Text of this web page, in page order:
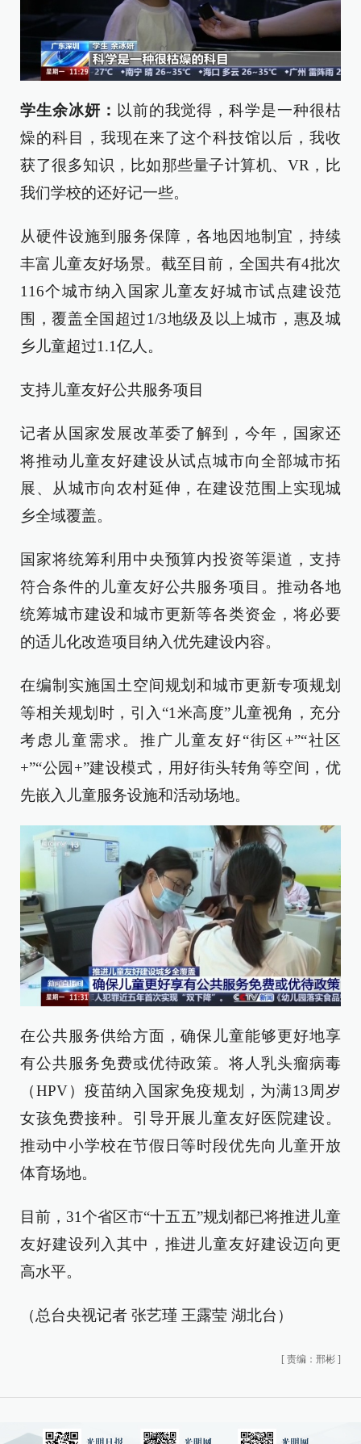
学生余冰妍： 以前的我觉得，科学是一种很枯
燥的科目，我现在来了这个科技馆以后，我收
获了很多知识，比如那些量子计算机、VR，比
我们学校的还好记一些。
从硬件设施到服务保障，各地因地制宜，持续
丰富儿童友好场景。截至目前，全国共有4批次
116个城市纳入国家儿童友好城市试点建设范
围，覆盖全国超过1/3地级及以上城市，惠及城
乡儿童超过1.1亿人。
支持儿童友好公共服务项目
记者从国家发展改革委了解到，今年，国家还
将推动儿童友好建设从试点城市向全部城市拓
展、从城市向农村延伸，在建设范围上实现城
乡全域覆盖。
国家将统筹利用中央预算内投资等渠道，支持
符合条件的儿童友好公共服务项目。推动各地
统筹城市建设和城市更新等各类资金，将必要
的适儿化改造项目纳入优先建设内容。
在编制实施国土空间规划和城市更新专项规划
等相关规划时，引入“1米高度”儿童视角，充分
考虑儿童需求。推广儿童友好“街区+”“社区
+”“公园+”建设模式，用好街头转角等空间，优
先嵌入儿童服务设施和活动场地。
在公共服务供给方面，确保儿童能够更好地享
有公共服务免费或优待政策。将人乳头瘤病毒
（HPV）疫苗纳入国家免疫规划，为满13周岁
女孩免费接种。引导开展儿童友好医院建设。
推动中小学校在节假日等时段优先向儿童开放
体育场地。
目前，31个省区市“十五五”规划都已将推进儿童
友好建设列入其中，推进儿童友好建设迈向更
高水平。
（总台央视记者 张艺瑾 王露莹 湖北台）
[ 责编：邢彬 ]